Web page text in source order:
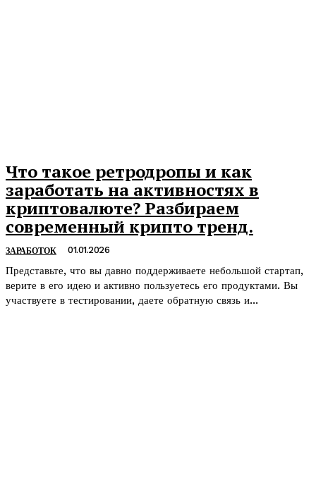
Что такое ретродропы и как
заработать на активностях в
криптовалюте? Разбираем
современный крипто тренд.
ЗАРАБОТОК 01.01.2026
Представьте, что вы давно поддерживаете небольшой стартап,
верите в его идею и активно пользуетесь его продуктами. Вы
участвуете в тестировании, даете обратную связь и...